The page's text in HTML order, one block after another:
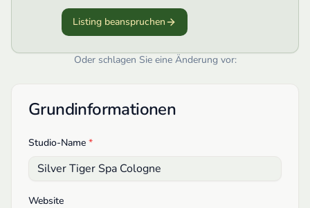
Listing beanspruchen
Oder schlagen Sie eine Änderung vor:
Grundinformationen
Studio-Name *
Website